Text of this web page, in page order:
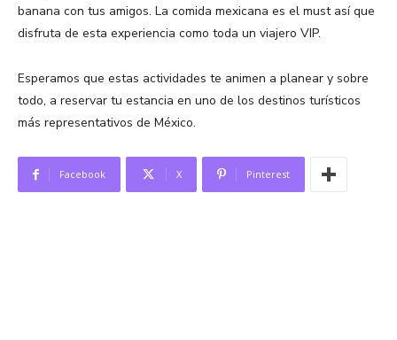
banana con tus amigos. La comida mexicana es el must así que
disfruta de esta experiencia como toda un viajero VIP.
Esperamos que estas actividades te animen a planear y sobre
todo, a reservar tu estancia en uno de los destinos turísticos
más representativos de México.
Facebook X Pinterest